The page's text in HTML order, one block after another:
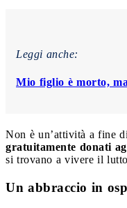
Leggi anche:
Mio figlio è morto,
Non è un’attività a fine
gratuitamente donati
si trovano a vivere il
Un abbraccio in